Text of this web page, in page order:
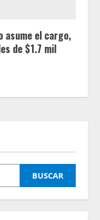
el cargo,
de $1.7 mil
BUSCAR